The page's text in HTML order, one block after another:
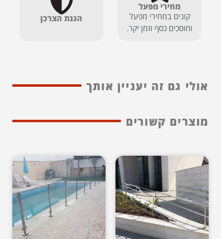
מחירי מפעל
קונים במחירי מפעל
וחוסכים כסף וזמן יקר.
הגנת הצרכן
אולי גם זה יעניין אותך
מוצרים קשורים